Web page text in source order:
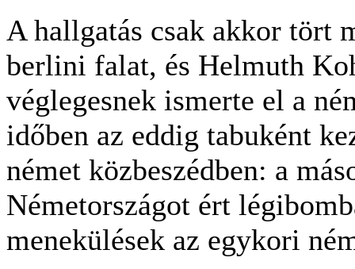
A hallgatás csak akkor tört
berlini falat, és Helmuth
véglegesnek ismerte el a
időben az eddig tabuként
német közbeszédben: a
Németországot ért
menekülések az egykori